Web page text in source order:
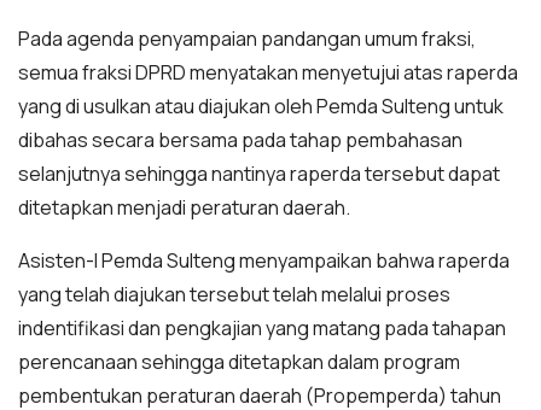
Pada agenda penyampaian pandangan umum fraksi,
semua fraksi DPRD menyatakan menyetujui atas raperda
yang di usulkan atau diajukan oleh Pemda Sulteng untuk
dibahas secara bersama pada tahap pembahasan
selanjutnya sehingga nantinya raperda tersebut dapat
ditetapkan menjadi peraturan daerah.
Asisten-I Pemda Sulteng menyampaikan bahwa raperda
yang telah diajukan tersebut telah melalui proses
indentifikasi dan pengkajian yang matang pada tahapan
perencanaan sehingga ditetapkan dalam program
pembentukan peraturan daerah (Propemperda) tahun